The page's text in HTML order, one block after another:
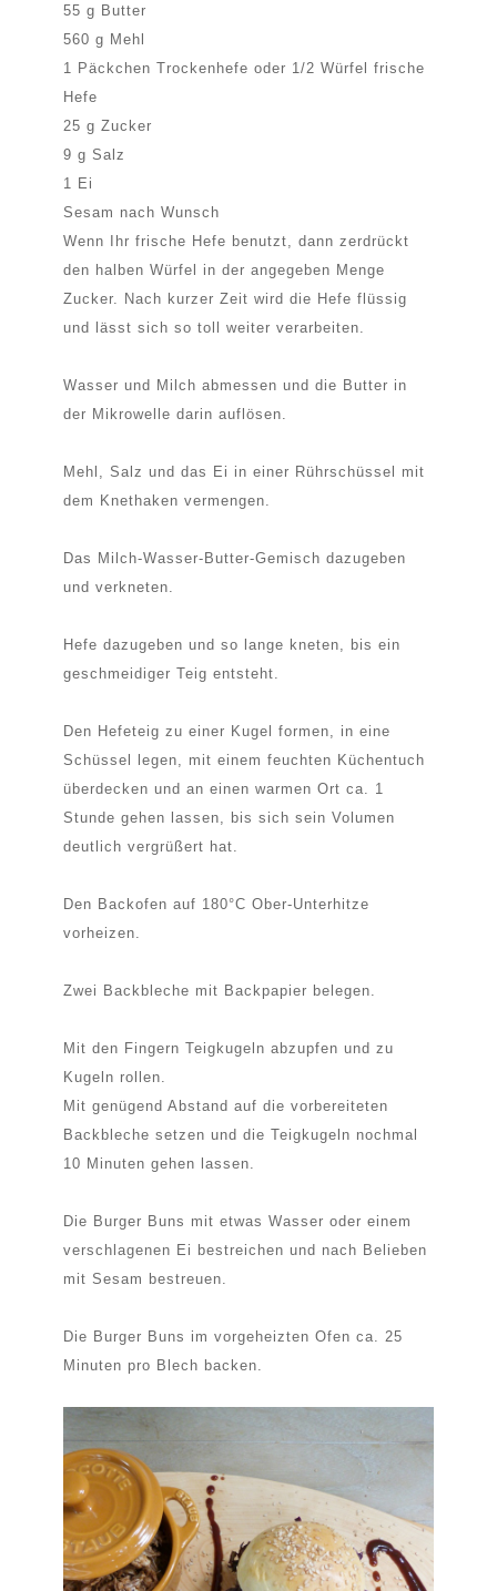
55 g Butter
560 g Mehl
1 Päckchen Trockenhefe oder 1/2 Würfel frische
Hefe
25 g Zucker
9 g Salz
1 Ei
Sesam nach Wunsch
Wenn Ihr frische Hefe benutzt, dann zerdrückt
den halben Würfel in der angegeben Menge
Zucker. Nach kurzer Zeit wird die Hefe flüssig
und lässt sich so toll weiter verarbeiten.
Wasser und Milch abmessen und die Butter in
der Mikrowelle darin auflösen.
Mehl, Salz und das Ei in einer Rührschüssel mit
dem Knethaken vermengen.
Das Milch-Wasser-Butter-Gemisch dazugeben
und verkneten.
Hefe dazugeben und so lange kneten, bis ein
geschmeidiger Teig entsteht.
Den Hefeteig zu einer Kugel formen, in eine
Schüssel legen, mit einem feuchten Küchentuch
überdecken und an einen warmen Ort ca. 1
Stunde gehen lassen, bis sich sein Volumen
deutlich vergrüßert hat.
Den Backofen auf 180°C Ober-Unterhitze
vorheizen.
Zwei Backbleche mit Backpapier belegen.
Mit den Fingern Teigkugeln abzupfen und zu
Kugeln rollen.
Mit genügend Abstand auf die vorbereiteten
Backbleche setzen und die Teigkugeln nochmal
10 Minuten gehen lassen.
Die Burger Buns mit etwas Wasser oder einem
verschlagenen Ei bestreichen und nach Belieben
mit Sesam bestreuen.
Die Burger Buns im vorgeheizten Ofen ca. 25
Minuten pro Blech backen.